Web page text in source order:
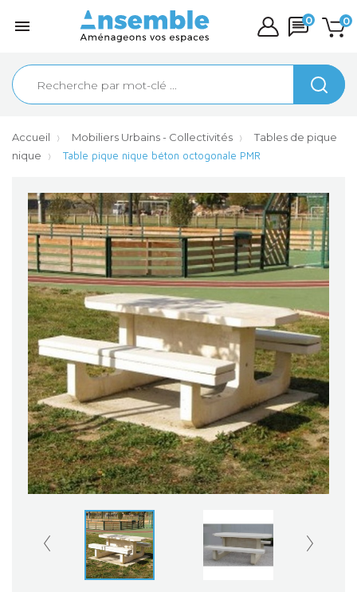
 0
0
Accueil Mobiliers Urbains - Collectivités
Tables de pique
nique
Table pique nique béton octogonale PMR